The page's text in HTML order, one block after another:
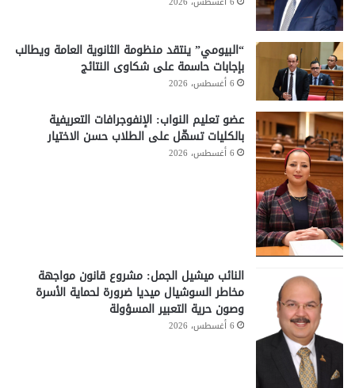
“البيومي” ينتقد منظومة الثانوية العامة ويطالب
بإجابات حاسمة على شكاوى النتائج
6 أغسطس، 2026
عضو تعليم النواب: الإنفوجرافات التعريفية
بالكليات تسهّل على الطلاب حسن الاختيار
6 أغسطس، 2026
النائب ميشيل الجمل: مشروع قانون مواجهة
مخاطر السوشيال ميديا ضرورة لحماية الأسرة
وصون حرية التعبير المسؤولة
6 أغسطس، 2026